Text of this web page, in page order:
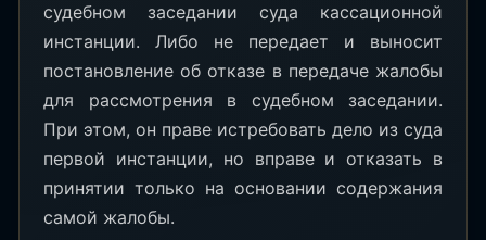
судебном заседании суда кассационной
инстанции. Либо не передает и выносит
постановление об отказе в передаче жалобы
для рассмотрения в судебном заседании.
При этом, он праве истребовать дело из суда
первой инстанции, но вправе и отказать в
принятии только на основании содержания
самой жалобы.